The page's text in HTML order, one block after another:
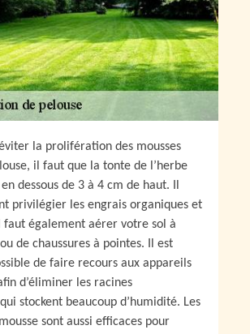
la prolifération des mousses
il faut que la tonte de l’herbe
dessous de 3 à 4 cm de haut. Il
privilégier les engrais organiques et
faut également aérer votre sol à
ou de chaussures à pointes. Il est
de faire recours aux appareils
d’éliminer les racines
stockent beaucoup d’humidité. Les
sont aussi efficaces pour